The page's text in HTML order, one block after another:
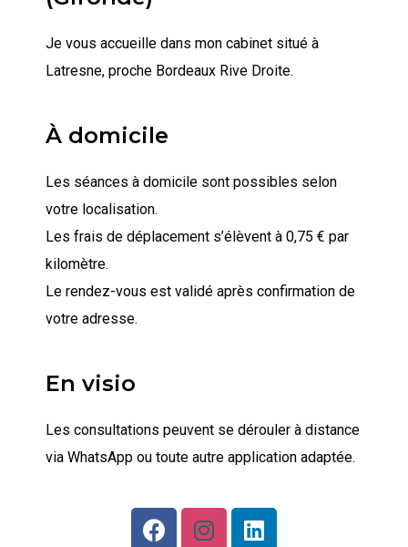
Je vous accueille dans mon cabinet situé à
Latresne, proche Bordeaux Rive Droite.
À domicile
Les séances à domicile sont possibles selon
votre localisation.
Les frais de déplacement s’élèvent à 0,75 € par
kilomètre.
Le rendez-vous est validé après confirmation de
votre adresse.
En visio
Les consultations peuvent se dérouler à distance
via WhatsApp ou toute autre application adaptée.